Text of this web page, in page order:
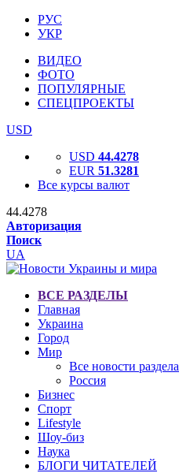
РУС
УКР
ВИДЕО
ФОТО
ПОПУЛЯРНЫЕ
СПЕЦПРОЕКТЫ
USD
USD 44.4278
EUR 51.3281
Все курсы валют
44.4278
Авторизация
Поиск
UA
ВСЕ РАЗДЕЛЫ
Главная
Украина
Город
Мир
Все новости раздела
Россия
Бизнес
Спорт
Lifestyle
Шоу-биз
Наука
БЛОГИ ЧИТАТЕЛЕЙ